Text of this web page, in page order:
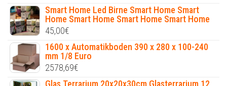
Smart Home Led Birne Smart Home Smart
Home Smart Home Smart Home Smart Home
45,00€
1600 x Automatikboden 390 x 280 x 100-240
mm 1/8 Euro
2578,69€